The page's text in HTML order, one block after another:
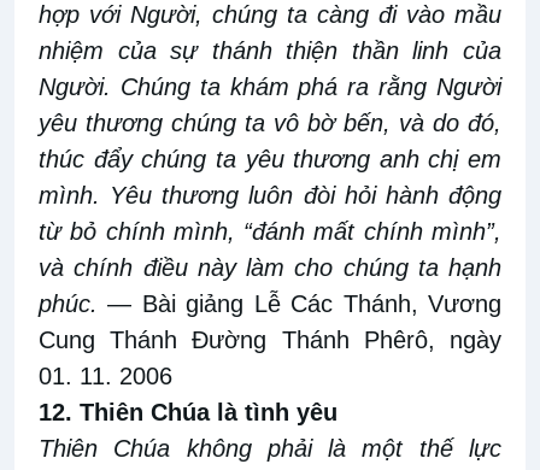
hợp với Người, chúng ta càng đivào mầu
nhiệm củasựthánh thiện thầnlinhcủa
Người. Chúng ta khám phá ra rằng Người
yêu thương chúng ta vô bờbến, và do đó,
thúc đẩy chúng ta yêu thương anh chịem
mình. Yêu thương luôn đòi hỏi hành động
từ bỏ chính mình, “đánh mất chính mình”,
và chính điều này làm cho chúng ta hạnh
phúc.— Bài giảng Lễ Các Thánh, Vương
Cung Thánh Đường Thánh Phêrô, ngày
01. 11. 2006
12. Thiên Chúa là tình yêu
Thiên Chúa không phải là một thế lực